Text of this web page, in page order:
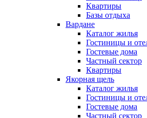
Квартиры
Базы отдыха
Вардане
Каталог жилья
Гостиницы и
Гостевые дома
Частный сектор
Квартиры
Якорная щель
Каталог жилья
Гостиницы и
Гостевые дома
Частный сектор